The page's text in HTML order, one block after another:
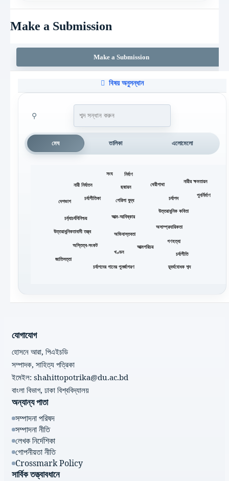
Make a Submission
Make a Submission
বিষয় অনুসন্ধান
⚲
মেঘ তালিকা এলোমেলো
অভিবাস্তবতা
অসাম্প্রদায়িকতা
অস্তিত্ব-সংকট
আত্ম-আবিষ্কার
আত্মপরিচয়
উত্তরাধুনিক কবিতা
উত্তরাধুনিকতাবাদী তত্ত্ব
খণ্ডন
গণহত্যা
গেরিলা যুদ্ধ
চর্যাগীতি
চর্যাগীতিকা চর্যাপদ
চর্যাপদের গানের পুনর্জাগরণ
চর্য্যাচর্যবিনিশ্চয়
ছদ্মায়ন
জাতিসত্তা
থেরীগাথা
দেশভাগ
দ্ব্যর্থবোধক শব্দ
নারী নির্যাতন
নারীর ক্ষমতায়ন
নির্বাণ
পুনর্নির্মাণ
সংঘ
যোগাযোগ
হোসনে আরা, পিএইচডি
সম্পাদক, সাহিত্য পত্রিকা
ইমেইল: shahittopotrika@du.ac.bd
বাংলা বিভাগ, ঢাকা বিশ্ববিদ্যালয়
অন্যান্য পাতা
সম্পাদনা পরিষদ
সম্পাদনা নীতি
লেখক নির্দেশিকা
গোপনীয়তা নীতি
Crossmark Policy
সার্বিক তত্ত্বাবধানে